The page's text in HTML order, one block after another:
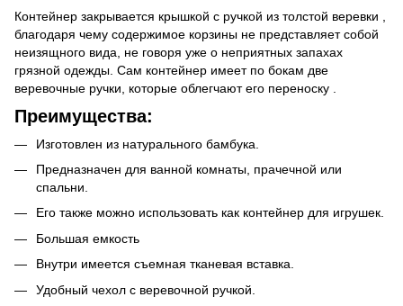
Контейнер закрывается крышкой с ручкой из толстой веревки ,
благодаря чему содержимое корзины не представляет собой
неизящного вида, не говоря уже о неприятных запахах
грязной одежды. Сам контейнер имеет по бокам две
веревочные ручки, которые облегчают его переноску .
Преимущества:
Изготовлен из натурального бамбука.
Предназначен для ванной комнаты, прачечной или
спальни.
Его также можно использовать как контейнер для игрушек.
Большая емкость
Внутри имеется съемная тканевая вставка.
Удобный чехол с веревочной ручкой.